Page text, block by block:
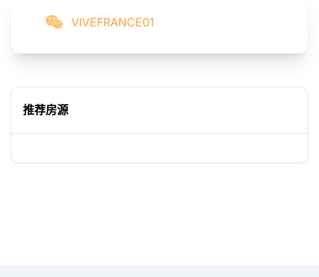
VIVEFRANCE01
推荐房源